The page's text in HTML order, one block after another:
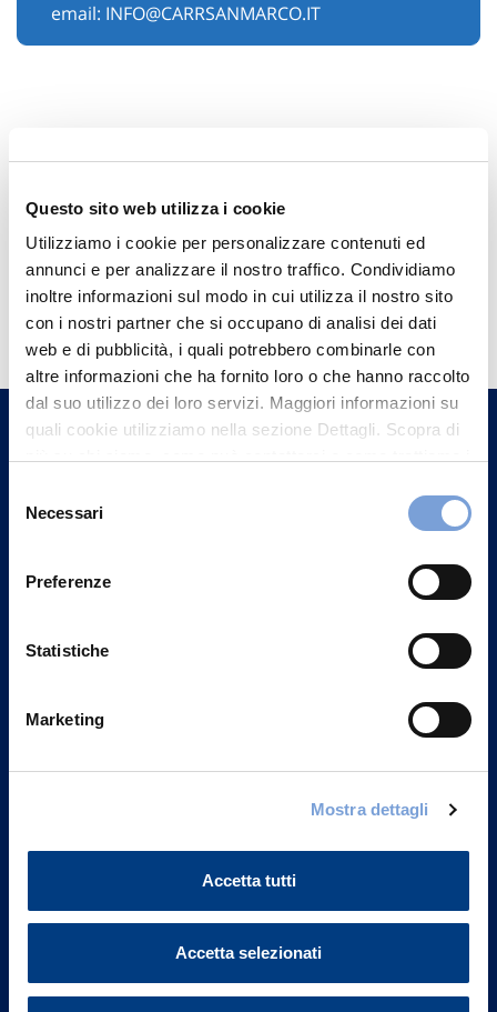
Questo sito web utilizza i cookie
Utilizziamo i cookie per personalizzare contenuti ed
annunci e per analizzare il nostro traffico. Condividiamo
inoltre informazioni sul modo in cui utilizza il nostro sito
con i nostri partner che si occupano di analisi dei dati
web e di pubblicità, i quali potrebbero combinarle con
altre informazioni che ha fornito loro o che hanno raccolto
dal suo utilizzo dei loro servizi. Maggiori informazioni su
quali cookie utilizziamo nella sezione Dettagli. Scopra di
può trovare nel footer del sito nella sezione "Informativa
delNecessari
Preferenze
Statistiche
Marketing
Mostra dettagli
Accetta tutti
Accetta selezionati
email: INFO@CARRSANMARCO.IT
Hai bisogno di
informazioni?
Trova l'Agenzia più vicina a te e parla con
un nostro Agente.
Contattaci
Governance